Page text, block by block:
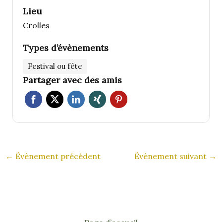
Lieu
Crolles
Types d’évènements
Festival ou fête
Partager avec des amis
← Évènement précédent Évènement suivant →